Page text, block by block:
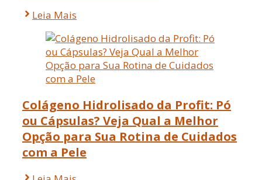
Leia Mais
Colágeno Hidrolisado da Profit: Pó
ou Cápsulas? Veja Qual a Melhor
Opção para Sua Rotina de Cuidados
com a Pele